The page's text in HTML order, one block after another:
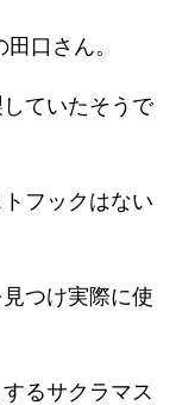
口さん。
ていたそうで
フックはない
つけ実際に使
るサクラマス